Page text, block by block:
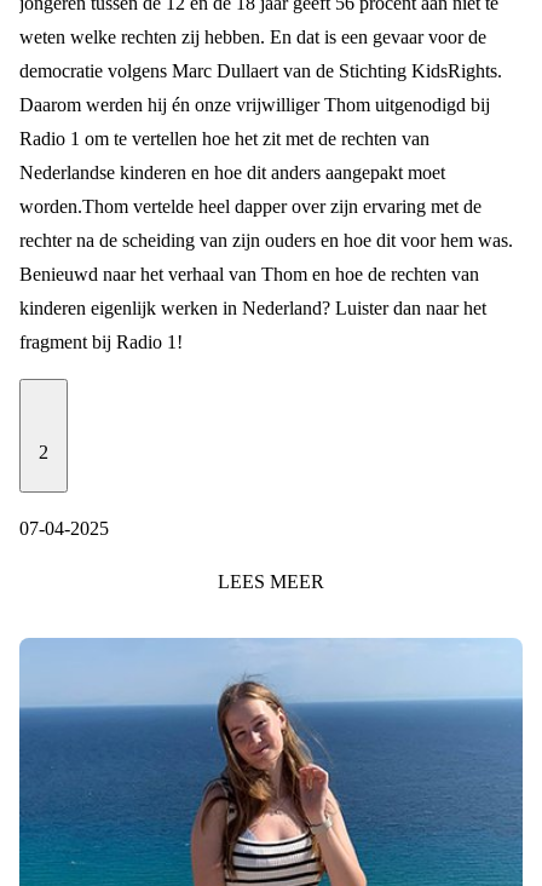
weten welke rechten zij hebben. En dat is een gevaar voor de
democratie volgens Marc Dullaert van de Stichting KidsRights.
Daarom werden hij én onze vrijwilliger Thom uitgenodigd bij
Radio 1 om te vertellen hoe het zit met de rechten van
Nederlandse kinderen en hoe dit anders aangepakt moet
worden.Thom vertelde heel dapper over zijn ervaring met de
rechter na de scheiding van zijn ouders en hoe dit voor hem was.
Benieuwd naar het verhaal van Thom en hoe de rechten van
kinderen eigenlijk werken in Nederland? Luister dan naarhet
fragment bij Radio 1!
2
07-04-2025
LEES MEER